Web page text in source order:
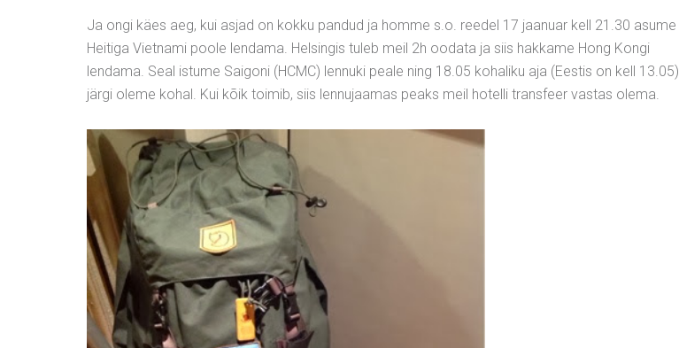
Ja ongi käes aeg, kui asjad on kokku pandud ja homme s.o. reedel 17 jaanuar kell 21.30 asume
Heitiga Vietnami poole lendama. Helsingis tuleb meil 2h oodata ja siis hakkame Hong Kongi
lendama. Seal istume Saigoni (HCMC) lennuki peale ning 18.05 kohaliku aja (Eestis on kell 13.05)
järgi oleme kohal. Kui kõik toimib, siis lennujaamas peaks meil hotelli transfeer vastas olema.